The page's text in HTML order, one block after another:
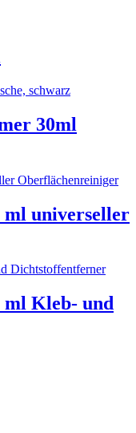
30ml
ml universeller
ml Kleb- und